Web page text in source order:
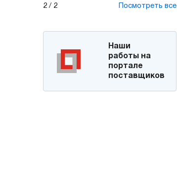
2 / 2 Посмотреть все
Наши
работы на
портале
поставщиков